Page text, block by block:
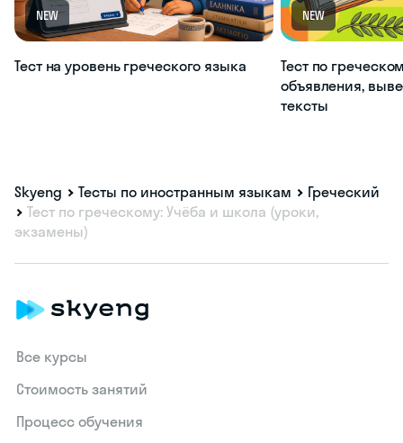
NEW
Тест на уровень греческого языка
NEW
Тест по
объявления,
тексты
Skyeng Тесты по иностранным языкам
Греческий
Тест по греческому: Учёба и школа (уроки,
экзамены)
Все курсы
Стоимость занятий
Процесс обучения